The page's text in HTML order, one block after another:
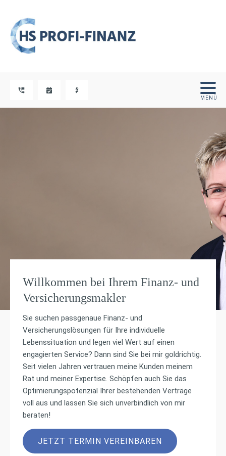
Willkommen bei Ihrem Finanz- und
Versicherungsmakler
Sie suchen passgenaue Finanz- und
Versicherungslösungen für Ihre individuelle
Lebenssituation und legen viel Wert auf einen
engagierten Service? Dann sind Sie bei mir goldrichtig.
Seit vielen Jahren vertrauen meine Kunden meinem
Rat und meiner Expertise. Schöpfen auch Sie das
Optimierungspotenzial Ihrer bestehenden Verträge
voll aus und lassen Sie sich unverbindlich von mir
beraten!
JETZT TERMIN VEREINBAREN